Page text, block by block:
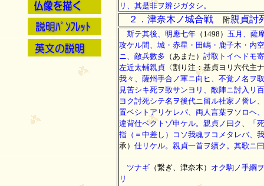
リ、其是非ヲ辨ジガタシ。
２．津奈木ノ城合戦 附親貞討
斯テ其後、明應七年 （1498） 五月、薩
攻ケル間、城・赤星・田嶋・鹿子木・内
ニ、敵兵數多 （あまた） 討取トイヘドモ
左近太輔親貞 〈割り注：基貞ヨリ六代主
我々、薩州手合ノ軍ニ向ヒ、不覚ノ名ヲ
見苦シキ死ヲ致サンヨリ、敵陣ニ討入リ
ヨク討死シテ名ヲ後代ニ留ル社家ノ誉レ
置ベシトアリケレバ、両人言葉ヲソロヘ
違背仕ベクトゾ申ケル。親貞ノ曰ク、「
指（＝中差し）コソ我魂ヲコメタレバ、
承） 仕リケル。親貞一首ヲ續ク。其歌ニ
ツナギ （繋ぎ、津奈木） オク駒ノ手綱
リ